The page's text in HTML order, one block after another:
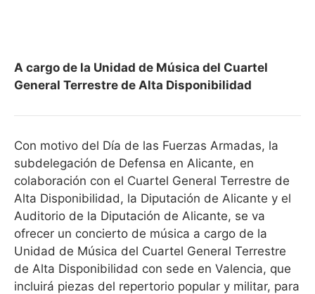
A cargo de la Unidad de Música del Cuartel
General Terrestre de Alta Disponibilidad
Con motivo del Día de las Fuerzas Armadas, la
subdelegación de Defensa en Alicante, en
colaboración con el Cuartel General Terrestre de
Alta Disponibilidad, la Diputación de Alicante y el
Auditorio de la Diputación de Alicante, se va
ofrecer un concierto de música a cargo de la
Unidad de Música del Cuartel General Terrestre
de Alta Disponibilidad con sede en Valencia, que
incluirá piezas del repertorio popular y militar, para